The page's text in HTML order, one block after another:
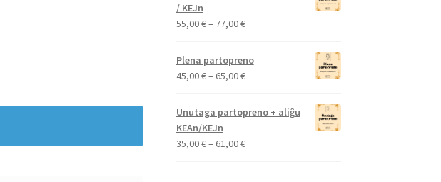
/ KEJn
55,00€– 77,00€Price
through
Plena partopreno
45,00€– 65,00€Price
through
65,00 €
Unutaga partopreno + aliĝu
KEAn/KEJn
35,00€– 61,00€Price